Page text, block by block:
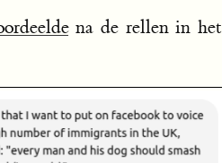
na de rellen in het